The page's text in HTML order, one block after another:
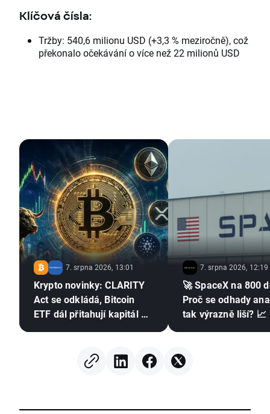
Klíčová čísla:
Tržby: 540,6 milionu USD (+3,3 % meziročně), což
překonalo očekávání o více než 22 milionů USD
7. srpna 2026, 13:01
Krypto novinky: CLARITY
Act se odkládá, Bitcoin
ETF dál přitahují kapitál a
7. srpna 2026, 12:19
🚀 SpaceX na 800
Proč se odhady
tak výrazně liší? 📈